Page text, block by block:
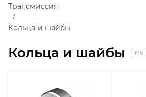
Кольца и шайбы 176
Трансмиссия
Кольца и шайбы